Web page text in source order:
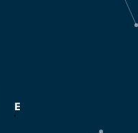
LIBRERÍA